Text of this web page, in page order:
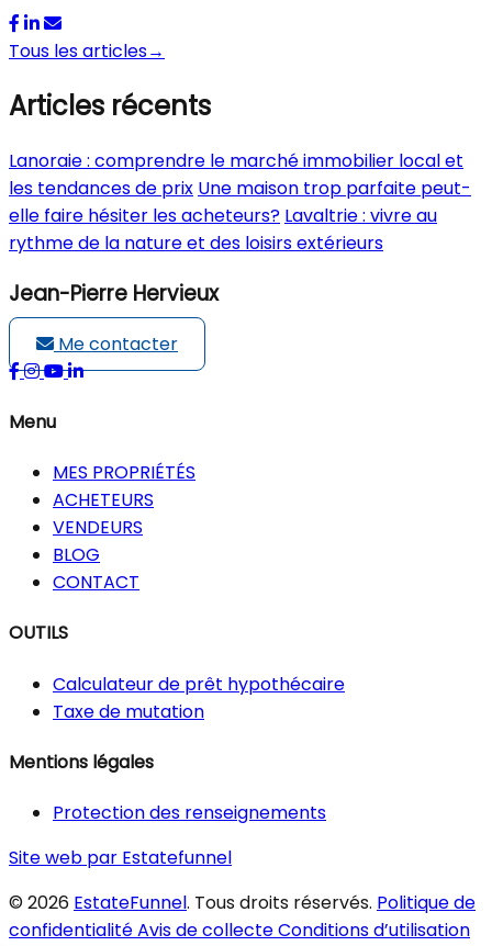
Tous les articles→
Articles récents
Lanoraie : comprendre le marché immobilier local et
les tendances de prix Une maison trop parfaite peut-
elle faire hésiter les acheteurs? Lavaltrie : vivre au
rythme de la nature et des loisirs extérieurs
Jean-Pierre Hervieux
Me contacter
Menu
MES PROPRIÉTÉS
ACHETEURS
VENDEURS
BLOG
CONTACT
OUTILS
Calculateur de prêt hypothécaire
Taxe de mutation
Mentions légales
Protection des renseignements
Site web par Estatefunnel
© 2026 EstateFunnel. Tous droits réservés. Politique de
confidentialitéAvis de collecteConditions d’utilisation